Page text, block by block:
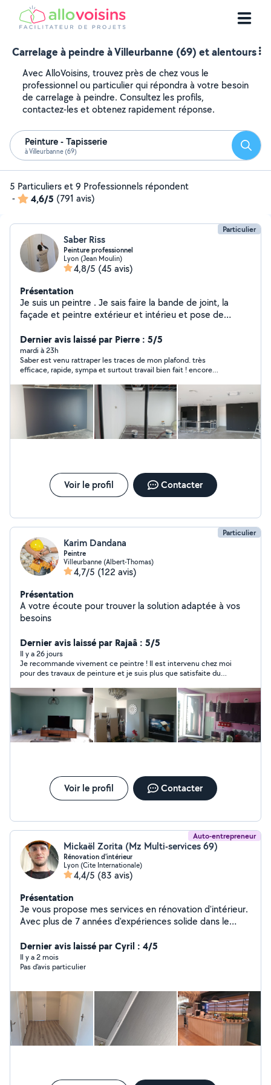
Carrelage à peindre à Villeurbanne (69) et alentours
Avec AlloVoisins, trouvez près de chez vous le
professionnel ou particulier qui répondra à votre besoin
de carrelage à peindre. Consultez les profils,
contactez-les et obtenez rapidement réponse.
Peinture - Tapisserie
à Villeurbanne (69)
5 Particuliers et 9 Professionnels répondent
-
4,6/5 (791 avis)
Particulier
Saber Riss
Peinture professionnel
Lyon (Jean Moulin)
4,8/5 (45 avis)
Présentation
Je suis un peintre . Je sais faire la bande de joint, la
façade et peintre extérieur et intérieu et pose de
Dernier avis laissé par Pierre : 5/5
mardi à 23h
Saber est venu rattraper les traces de mon plafond. très
efficace, rapide, sympa et surtout travail bien fait ! encore
Voir le profil Contacter
Particulier
Karim Dandana
Peintre
Villeurbanne (Albert-Thomas)
4,7/5 (122 avis)
Présentation
A votre écoute pour trouver la solution adaptée à vos
besoins
Dernier avis laissé par Rajaâ : 5/5
Il y a 26 jours
Je recommande vivement ce peintre ! Il est intervenu chez moi
pour des travaux de peinture et je suis plus que satisfaite du
précision, les finitions sont impeccables. En plus d’être très
professionnel, il a été rapide tout en respectant les délais
annoncés. C’est très appréciable de tomber sur des personnes
comme ça. C’est une personne sérieuse, ponctuelle et à
l’écoute. Je n’hésiterai pas à refaire appel à lui et à le
recommander autour de moi les yeux fermés !
Voir le profil Contacter
Auto-entrepreneur
Mickaël Zorita (Mz Multi-services 69)
Rénovation d'intérieur
Lyon (Cite Internationale)
4,4/5 (83 avis)
Présentation
Je vous propose mes services en rénovation d'intérieur.
Avec plus de 7 années d'expériences solide dans le
afin d'améliorer vos espaces de vie , vos locaux ,
bureaux, domicile, etc... N'hésitez pas à me contacter
en privée pour plus d'informations. Au plaisir de vous
Dernier avis laissé par Cyril : 4/5
Il y a 2 mois
Pas d’avis particulier